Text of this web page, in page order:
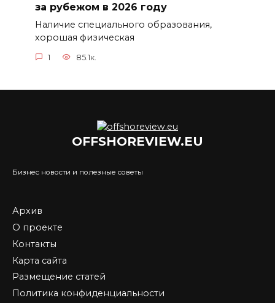
за рубежом в 2026 году
Наличие специального образования,
хорошая физическая
1 85.1к.
OFFSHOREVIEW.EU
Бизнес новости и полезные советы
Архив
О проекте
Контакты
Карта сайта
Размещение статей
Политика конфиденциальности